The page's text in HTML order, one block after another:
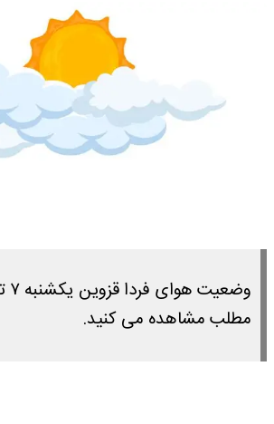
مطلب مشاهده می کنید.